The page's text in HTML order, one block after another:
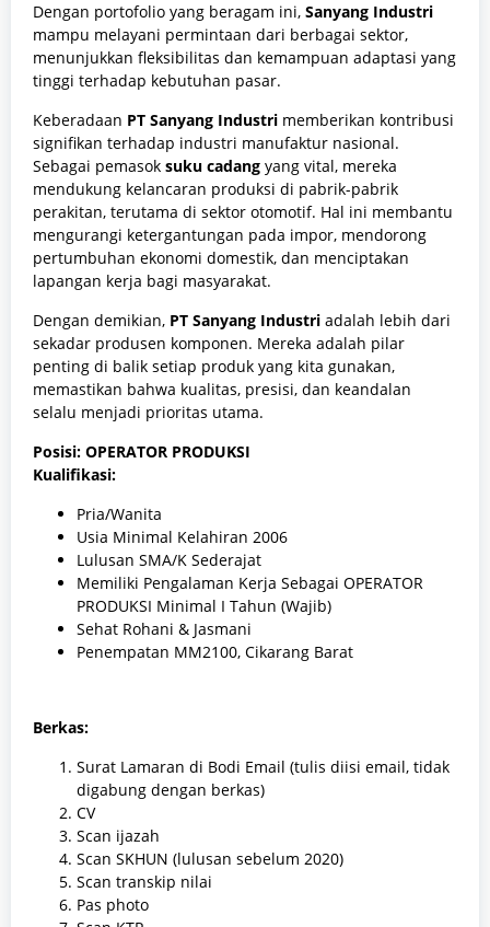
Dengan portofolio yang beragam ini, Sanyang Industri
mampu melayani permintaan dari berbagai sektor,
menunjukkan fleksibilitas dan kemampuan adaptasi yang
tinggi terhadap kebutuhan pasar.
Keberadaan PT Sanyang Industri memberikan kontribusi
signifikan terhadap industri manufaktur nasional.
Sebagai pemasok suku cadang yang vital, mereka
mendukung kelancaran produksi di pabrik-pabrik
perakitan, terutama di sektor otomotif. Hal ini membantu
mengurangi ketergantungan pada impor, mendorong
pertumbuhan ekonomi domestik, dan menciptakan
lapangan kerja bagi masyarakat.
Dengan demikian, PT Sanyang Industri adalah lebih dari
sekadar produsen komponen. Mereka adalah pilar
penting di balik setiap produk yang kita gunakan,
memastikan bahwa kualitas, presisi, dan keandalan
selalu menjadi prioritas utama.
Posisi: OPERATOR PRODUKSI
Kualifikasi:
Pria/Wanita
Usia Minimal Kelahiran 2006
Lulusan SMA/K Sederajat
Memiliki Pengalaman Kerja Sebagai OPERATOR
PRODUKSI Minimal I Tahun (Wajib)
Sehat Rohani & Jasmani
Penempatan MM2100, Cikarang Barat
Berkas:
Surat Lamaran di Bodi Email (tulis diisi email, tidak
digabung dengan berkas)
CV
Scan ijazah
Scan SKHUN (lulusan sebelum 2020)
Scan transkip nilai
Pas photo